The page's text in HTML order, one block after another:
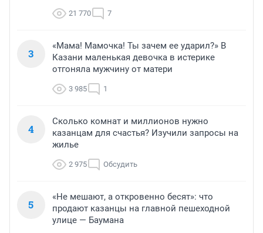
21 770 7
3
«Мама! Мамочка! Ты зачем ее ударил?» В
Казани маленькая девочка в истерике
отгоняла мужчину от матери
3 985 1
4
Сколько комнат и миллионов нужно
казанцам для счастья? Изучили запросы на
жилье
2 975 Обсудить
5
«Не мешают, а откровенно бесят»: что
продают казанцы на главной пешеходной
улице — Баумана